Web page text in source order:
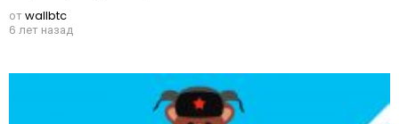
отwallbtc
6 лет назад